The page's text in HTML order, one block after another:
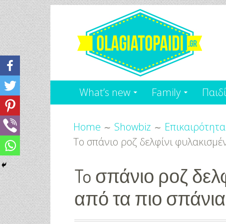
Skip
to
content
Olagiatopaidi.gr
Όλα
Για
το
Παιδί
-
What’s new Family Παιδί
Breadcrumbs
Home Showbiz Επικαιρότητα
To σπάνιο ροζ δελφίνι
To σπάνιο ροζ
από τα πιο